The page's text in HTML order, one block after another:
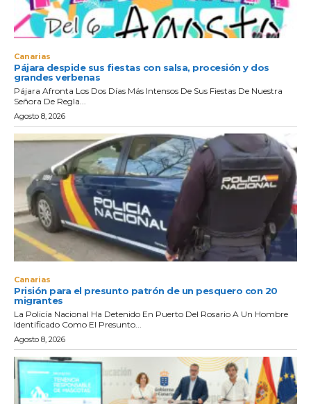
Canarias
Pájara despide sus fiestas con salsa, procesión y dos
grandes verbenas
Pájara Afronta Los Dos Días Más Intensos De Sus Fiestas De Nuestra
Señora De Regla...
Agosto 8, 2026
Canarias
Prisión para el presunto patrón de un pesquero con 20
migrantes
La Policía Nacional Ha Detenido En Puerto Del Rosario A Un Hombre
Identificado Como El Presunto...
Agosto 8, 2026